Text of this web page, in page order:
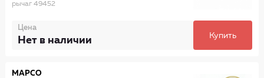
рычаг 49452
Цена
Нет в наличии Купить
MAPCO